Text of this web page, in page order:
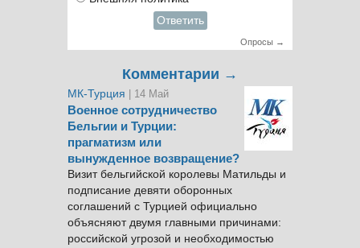
Ответить
Опросы →
Комментарии →
МК-Турция | 14 Май
Военное сотрудничество
Бельгии и Турции:
прагматизм или
вынужденное возвращение?
Визит бельгийской королевы Матильды и
подписание девяти оборонных
соглашений с Турцией официально
объясняют двумя главными причинами:
российской угрозой и необходимостью